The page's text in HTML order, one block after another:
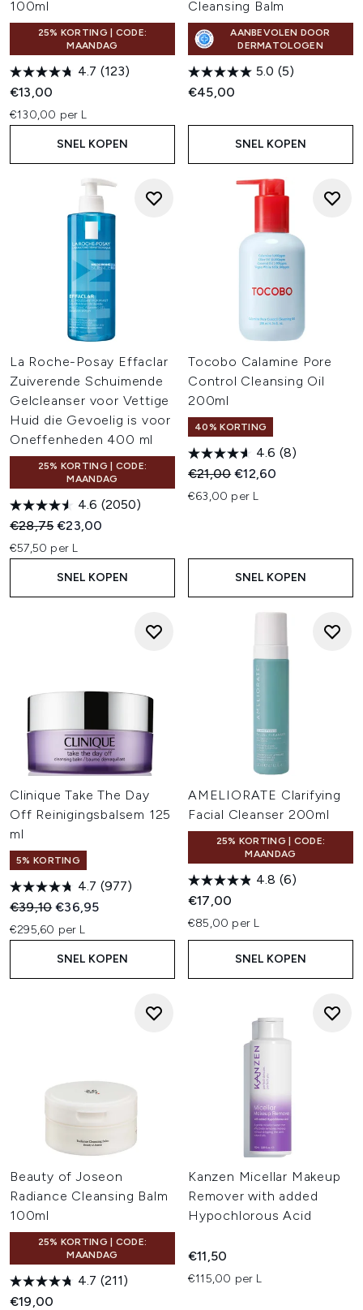
100ml
25% KORTING | CODE:
MAANDAG
4.7 (123)
€13,00
€130,00 per L
SNEL KOPEN
Cleansing Balm
AANBEVOLEN DOOR
DERMATOLOGEN
5.0 (5)
€45,00
SNEL KOPEN
La Roche-Posay Effaclar
Zuiverende Schuimende
Gelcleanser voor Vettige
Huid die Gevoelig is voor
Oneffenheden 400 ml
25% KORTING | CODE:
MAANDAG
4.6 (2050)
Recommended Retail Price:
€28,75Huidige prijs:
€23,00
€57,50 per L
SNEL KOPEN
Tocobo Calamine Pore
Control Cleansing Oil
200ml
40% KORTING
4.6 (8)
Recommended Retail Price:
€21,00Huidige prijs:
€12,60
€63,00 per L
SNEL KOPEN
Clinique Take The Day
Off Reinigingsbalsem 125
ml
5% KORTING
4.7 (977)
Recommended Retail Price:
€39,10Huidige prijs:
€36,95
€295,60 per L
SNEL KOPEN
AMELIORATE Clarifying
Facial Cleanser 200ml
25% KORTING | CODE:
MAANDAG
4.8 (6)
€17,00
€85,00 per L
SNEL KOPEN
Beauty of Joseon
Radiance Cleansing Balm
100ml
25% KORTING | CODE:
MAANDAG
4.7 (211)
€19,00
Kanzen Micellar Makeup
Remover with added
Hypochlorous Acid
€11,50
€115,00 per L